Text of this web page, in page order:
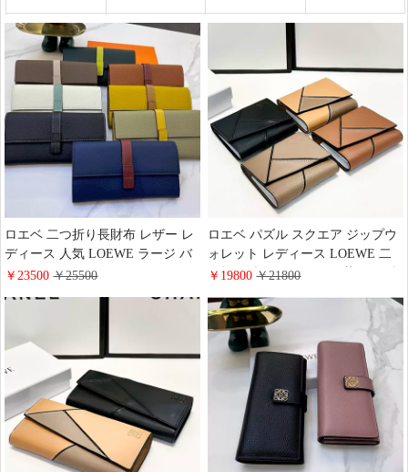
ロエベ 二つ折り長財布 レザー レ
ディース 人気 LOEWE ラージ バ
ーティカル ウォレット グレイン
￥23500￥25500
ロエベ パズル スクエア ジップウ
ォレット レディース LOEWE 二
つ折り財布 コンパクト 革 ミニ財
￥19800￥21800